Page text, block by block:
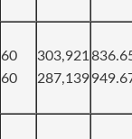
60
60
303,921
287,139